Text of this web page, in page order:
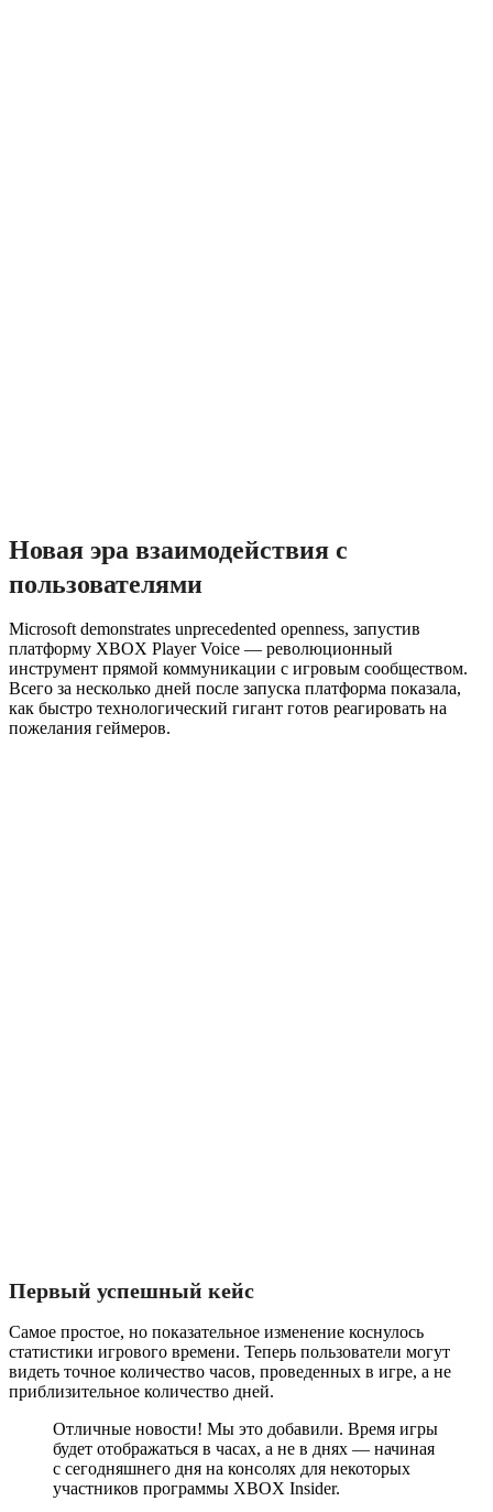
Новая эра взаимодействия с
пользователями
Microsoft demonstrates unprecedented openness, запустив
платформу XBOX Player Voice — революционный
инструмент прямой коммуникации с игровым сообществом.
Всего за несколько дней после запуска платформа показала,
как быстро технологический гигант готов реагировать на
пожелания геймеров.
Первый успешный кейс
Самое простое, но показательное изменение коснулось
статистики игрового времени. Теперь пользователи могут
видеть точное количество часов, проведенных в игре, а не
приблизительное количество дней.
Отличные новости! Мы это добавили. Время игры
будет отображаться в часах, а не в днях — начиная
с сегодняшнего дня на консолях для некоторых
участников программы XBOX Insider.